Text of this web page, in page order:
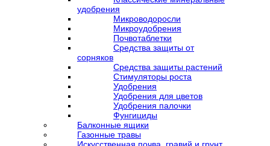
удобрения
Микроводоросли
Микроудобрения
Почвотаблетки
Средства защиты от
сорняков
Средства защиты растений
Стимуляторы роста
Удобрения
Удобрения для цветов
Удобрения палочки
Фунгициды
Балконные ящики
Газонные травы